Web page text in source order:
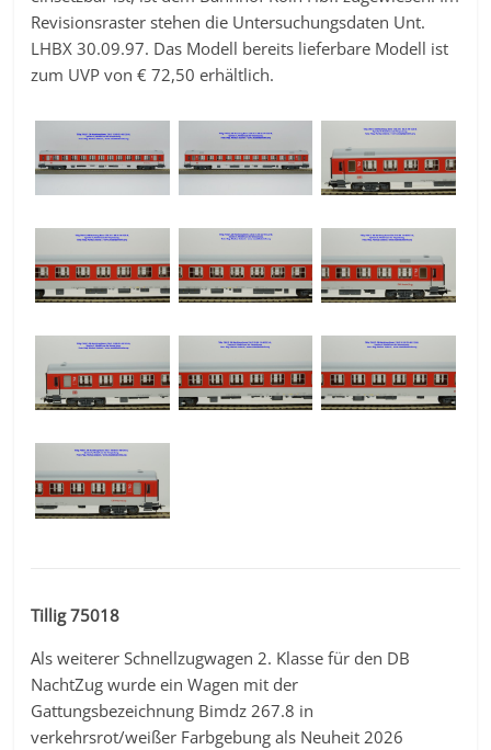
Revisionsraster stehen die Untersuchungsdaten Unt.
LHBX 30.09.97. Das Modell bereits lieferbare Modell ist
zum UVP von € 72,50 erhältlich.
Tillig 75018
Als weiterer Schnellzugwagen 2. Klasse für den DB
NachtZug wurde ein Wagen mit der
Gattungsbezeichnung Bimdz 267.8 in
verkehrsrot/weißer Farbgebung als Neuheit 2026